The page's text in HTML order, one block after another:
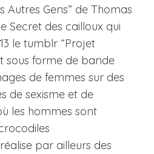
Autres Gens” de Thomas
Secret des cailloux qui
le tumblr “Projet
sous forme de bande
de femmes sur des
de sexisme et de
les hommes sont
par ailleurs des